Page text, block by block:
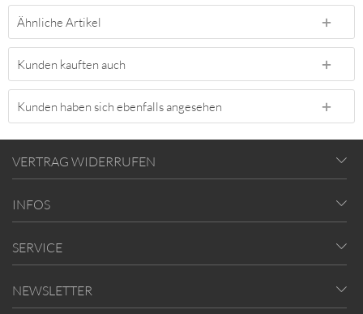
Ähnliche Artikel
Kunden kauften auch
Kunden haben sich ebenfalls angesehen
VERTRAG WIDERRUFEN
INFOS
SERVICE
NEWSLETTER